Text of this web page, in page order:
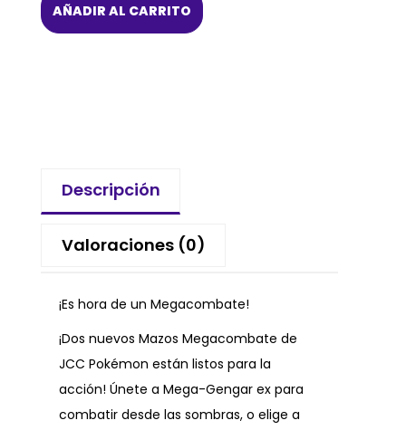
AÑADIR AL CARRITO
Descripción
Valoraciones (0)
¡Es hora de un Megacombate!
¡Dos nuevos Mazos Megacombate de
JCC Pokémon están listos para la
acción! Únete a Mega-Gengar ex para
combatir desde las sombras, o elige a